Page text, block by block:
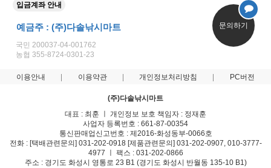
입금계좌 안내
예금주 : (주)다솔낚시마트
국민 200037-04-001762
농협 355-8724-0301-23
문의하기
이용안내 이용약관 개인정보처리방침 PC버전
(주)다솔낚시마트
대표 : 최훈 ㅣ 개인정보 보호 책임자 : 정재훈
사업자 등록번호 : 661-87-00354
통신판매업신고번호 : 제2016-화성동부-0066호
전화 : [택배관련문의] 031-202-0918 [제품관련문의] 031-202-0907, 010-3777-
4977 ㅣ 팩스 : 031-202-0866
주소 : 경기도 화성시 영통로 23 B1 (경기도 화성시 반월동 135-10 B1)